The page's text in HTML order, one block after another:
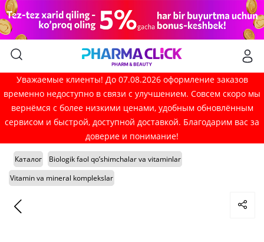
Уважаемые клиенты! До 07.08.2026 оформление заказов
временно недоступно в связи с улучшением. Совсем скоро мы
вернёмся с более низкими ценами, удобным обновлённым
сервисом и быстрой, доступной доставкой. Благодарим вас за
доверие и понимание!
Каталог
Biologik faol qo’shimchalar va vitaminlar
Vitamin va mineral komplekslar